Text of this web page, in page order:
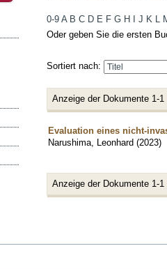
0-9 A B C D E F G H J K L
Oder geben Sie die ersten
Sortiert nach:
Anzeige der Dokumente 1-1
Evaluation eines nicht-
Narushima, Leonhard (2023)
Anzeige der Dokumente 1-1